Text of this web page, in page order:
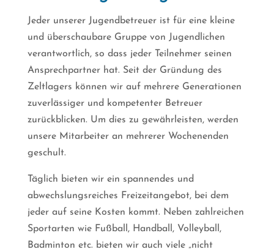
Jeder unserer Jugendbetreuer ist für eine kleine
und überschaubare Gruppe von Jugendlichen
verantwortlich, so dass jeder Teilnehmer seinen
Ansprechpartner hat. Seit der Gründung des
Zeltlagers können wir auf mehrere Generationen
zuverlässiger und kompetenter Betreuer
zurückblicken. Um dies zu gewährleisten, werden
unsere Mitarbeiter an mehrerer Wochenenden
geschult.
Täglich bieten wir ein spannendes und
abwechslungsreiches Freizeitangebot, bei dem
jeder auf seine Kosten kommt. Neben zahlreichen
Sportarten wie Fußball, Handball, Volleyball,
Badminton etc. bieten wir auch viele „nicht